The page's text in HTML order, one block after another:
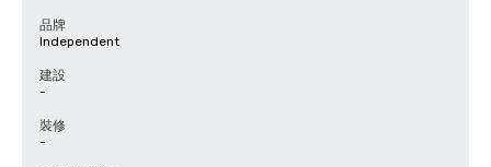
品牌
Independent
建設
-
裝修
-